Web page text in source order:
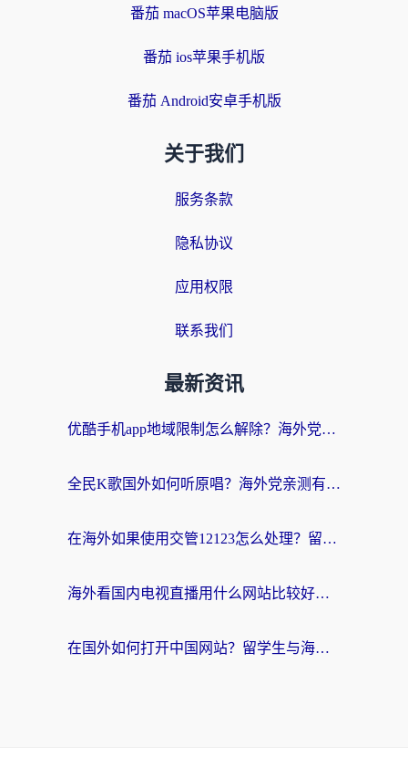
番茄 macOS苹果电脑版
番茄 ios苹果手机版
番茄 Android安卓手机版
关于我们
服务条款
隐私协议
应用权限
联系我们
最新资讯
优酷手机app地域限制怎么解除？海外党亲测有效的追剧方案
全民K歌国外如何听原唱？海外党亲测有效的回国加速器选择指南
在海外如果使用交管12123怎么处理？留学生亲测有效的回国加速方案
海外看国内电视直播用什么网站比较好？一篇解决你所有追剧难题的实用指南
在国外如何打开中国网站？留学生与海外华人的无缝访问指南